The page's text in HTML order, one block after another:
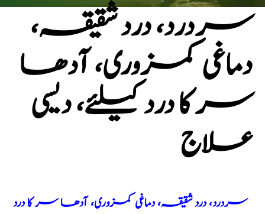
سردرد، درد شقیقہ،
دماغی کمزوری، آدھا
سر کا درد کیلئے، دیسی
علاج
سردرد، درد شقیقہ، دماغی کمزوری، آدھا سر کا درد